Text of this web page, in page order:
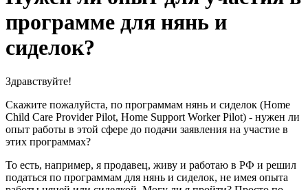
программе для нянь и
сиделок?
Здравствуйте!
Скажите пожалуйста, по программам нянь и сиделок (Home
Child Care Provider Pilot, Home Support Worker Pilot) - нужен ли
опыт работы в этой сфере до подачи заявления на участие в
этих программах?
То есть, например, я продавец, живу и работаю в РФ и решил
податься по программам для нянь и сиделок, не имея опыта